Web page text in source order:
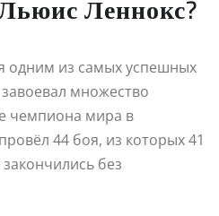
Леннокс?
одним из самых успешных
множество
чемпиона мира в
44 боя, из которых 41
без